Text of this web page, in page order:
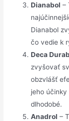
Dianabol –
Dianabol
čo vedie k
Deca
zvyšovať
obzvlášť
jeho
dlhodobé.
Anadrol –